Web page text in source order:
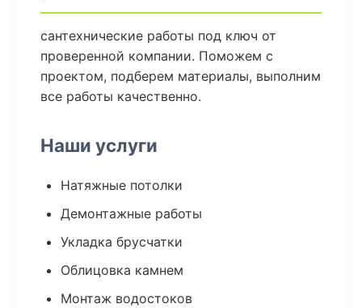
сантехнические работы под ключ от
проверенной компании. Поможем с
проектом, подберем материалы, выполним
все работы качественно.
Наши услуги
Натяжные потолки
Демонтажные работы
Укладка брусчатки
Облицовка камнем
Монтаж водостоков